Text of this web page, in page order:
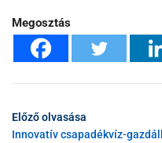
Megosztás
Előző olvasása
Innovatív csapadékvíz-